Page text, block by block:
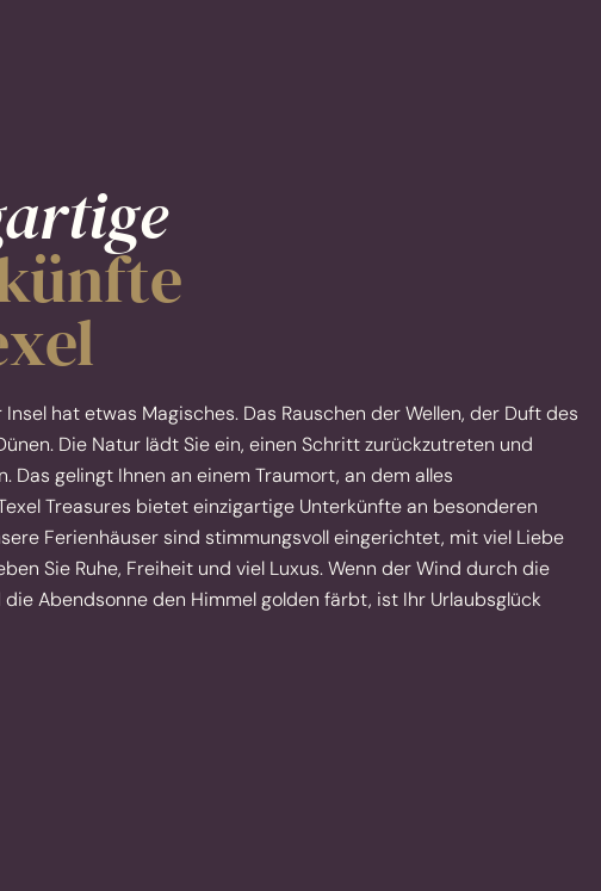
Insel hat etwas Magisches. Das Rauschen der Wellen, der Duft des
Die Natur lädt Sie ein, einen Schritt zurückzutreten und
Das gelingt Ihnen an einem Traumort, an dem alles
Treasures bietet einzigartige Unterkünfte an besonderen
Ferienhäuser sind stimmungsvoll eingerichtet, mit viel Liebe
Sie Ruhe, Freiheit und viel Luxus. Wenn der Wind durch die
Abendsonne den Himmel golden färbt, ist Ihr Urlaubsglück